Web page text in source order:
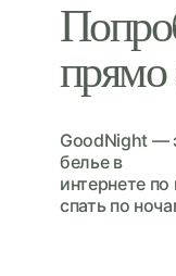
прямо
GoodNight —
белье в
интернете
спать по